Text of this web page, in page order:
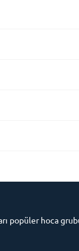
popüler hoca